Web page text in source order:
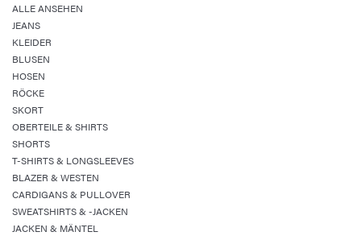
ALLE ANSEHEN
JEANS
KLEIDER
BLUSEN
HOSEN
RÖCKE
SKORT
OBERTEILE & SHIRTS
SHORTS
T-SHIRTS & LONGSLEEVES
BLAZER & WESTEN
CARDIGANS & PULLOVER
SWEATSHIRTS & -JACKEN
JACKEN & MÄNTEL